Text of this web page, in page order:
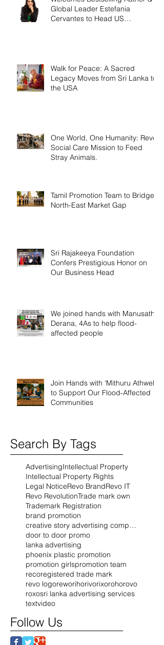
Global Leader Estefania
Cervantes to Head US
Walk for Peace: A Sacred
Legacy Moves from Sri Lanka to
the USA
One World, One Humanity: Revo
Social Care Mission to Feed
Stray Animals.
Tamil Promotion Team to Bridge
North-East Market Gap
Sri Rajakeeya Foundation
Confers Prestigious Honor on
Our Business Head
We joined hands with Manusath
Derana, 4As to help flood-
affected people
Join Hands with ‘Mithuru Athwela’
to Support Our Flood-Affected
Communities
Search By Tags
AdvertisingIntellectual Property
Intellectual Property Rights
Legal NoticeRevo BrandRevo IT
Revo RevolutionTrade mark own
Trademark Registration
brand promotion
creative story advertising company
door to door promo
lanka advertising
phoenix plastic promotion
promotion girlspromotion team
recoregistered trade mark
revo logoreworihorivorixorohorovo
roxosri lanka advertising services
textvideo
Follow Us